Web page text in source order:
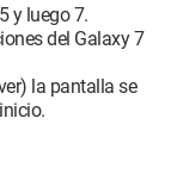
y luego 7.
del Galaxy 7
la pantalla se